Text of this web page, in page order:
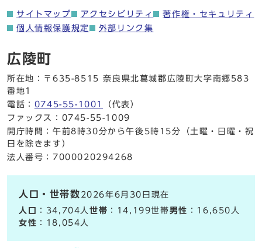
サイトマップ アクセシビリティ
著作権・セキュリティ
個人情報保護規定
外部リンク集
広陵町
所在地：〒635-8515 奈良県北葛城郡広陵町大字南郷583
番地1
電話： 0745-55-1001
（代表）
ファックス：0745-55-1009
開庁時間：午前8時30分から午後5時15分（土曜・日曜・祝
日を除きます）
法人番号：7000020294268
人口・世帯数 2026年6月30日現在
人口
：34,704人世帯 ：14,199世帯男性 ：16,650人
女性 ：18,054人